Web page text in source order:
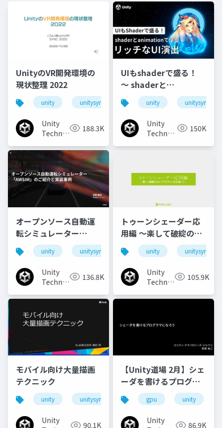
UnityのVR開発環境の
現状整理 2022
unity unitysync
Unity
Technologies188.3K
UIもshaderで盛る！
〜 shaderと
animationで作るリッ
チなUI演出
unity unitysync
Unity
Technologies150K
オープンソース自動運
転シミュレーター
「AWSIM」のご紹介と
実装事例
unity unitysync
Unity
Technologies136.8K
トゥーンシェーダー応
用編 ～楽して破綻のな
いアウトラインを目指
して～
unity unitysync
Unity
Technologies105.9K
モバイル向け大量描画
テクニック
unity unitysync
Unity
90.1K
【Unity道場 2月】シェ
ーダを書けるプログラ
マになろう
gpu unity
Unity
86.9K